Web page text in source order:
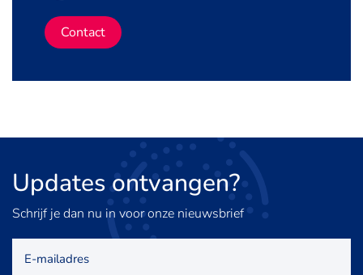
Contact
Updates ontvangen?
Schrijf je dan nu in voor onze nieuwsbrief
mailadres